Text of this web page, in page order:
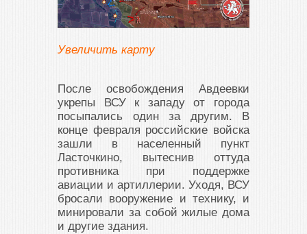
Увеличить карту
После освобождения Авдеевки
укрепы ВСУ к западу от города
посыпались один за другим. В
конце февраля российские войска
зашли в населенный пункт
Ласточкино, вытеснив оттуда
противника при поддержке
авиации и артиллерии. Уходя, ВСУ
бросали вооружение и технику, и
минировали за собой жилые дома
и другие здания.